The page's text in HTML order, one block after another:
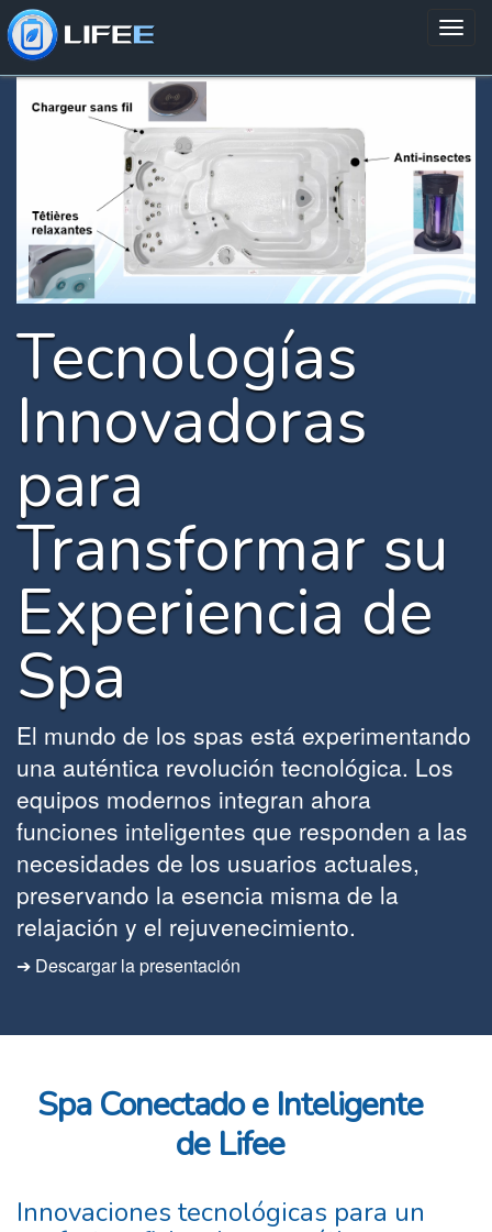
Tecnologías
Innovadoras
para
Transformar su
Experiencia de
Spa
El mundo de los spas está experimentando
una auténtica revolución tecnológica. Los
equipos modernos integran ahora
funciones inteligentes que responden a las
necesidades de los usuarios actuales,
preservando la esencia misma de la
relajación y el rejuvenecimiento.
➔ Descargar la presentación
Spa Conectado e Inteligente
de Lifee
Innovaciones tecnológicas para un